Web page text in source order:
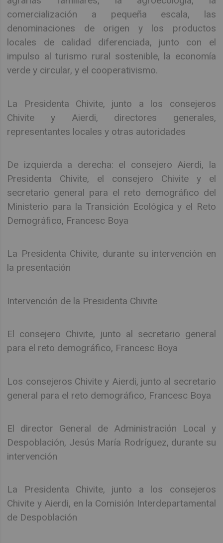
comercialización a pequeña escala, las
denominaciones de origen y los productos
locales de calidad diferenciada, junto con el
impulso al turismo rural sostenible, la economía
verde y circular, y el cooperativismo.
La Presidenta Chivite, junto a los consejeros
Chivite y Aierdi, directores generales,
representantes locales y otras autoridades
De izquierda a derecha: el consejero Aierdi, la
Presidenta Chivite, el consejero Chivite y el
secretario general para el reto demográfico del
Ministerio para la Transición Ecológica y el Reto
Demográfico, Francesc Boya
La Presidenta Chivite, durante su intervención en
la presentación
Intervención de la Presidenta Chivite
El consejero Chivite, junto al secretario general
para el reto demográfico, Francesc Boya
Los consejeros Chivite y Aierdi, junto al secretario
general para el reto demográfico, Francesc Boya
El director General de Administración Local y
Despoblación, Jesús María Rodríguez, durante su
intervención
La Presidenta Chivite, junto a los consejeros
Chivite y Aierdi, en la Comisión Interdepartamental
de Despoblación